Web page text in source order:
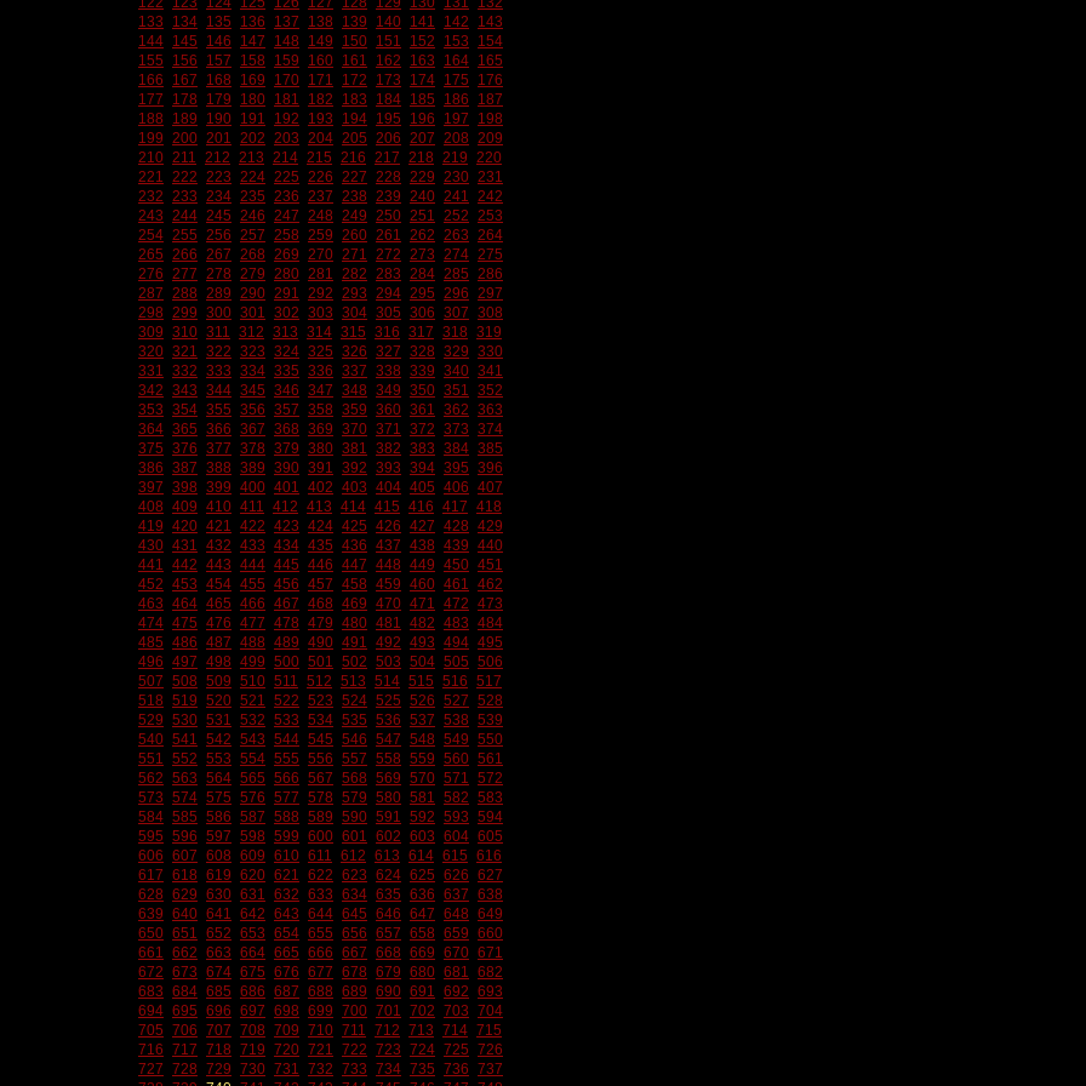
133
134 135 136 137 138 139 140 141 142
143
144 145 146 147 148 149 150 151 152 153
154
155
156 157 158 159 160 161 162 163 164 165
166
167 168 169 170 171 172 173 174 175
176
177
178 179 180 181 182 183 184 185 186
187
188
189 190 191 192 193 194 195 196 197
198
199 200 201 202 203 204 205 206 207 208 209
210 211 212 213 214 215 216 217 218 219 220
221 222 223 224 225 226 227 228 229 230 231
232 233 234 235 236 237 238 239 240 241 242
243 244 245 246 247 248 249 250 251 252 253
254 255 256 257 258 259 260 261 262 263 264
265 266 267 268 269 270 271 272 273 274 275
276 277 278 279 280 281 282 283 284 285 286
287 288 289 290 291 292 293 294 295 296 297
298 299 300 301 302 303 304 305 306 307 308
309 310 311 312 313 314 315 316 317 318 319
320 321 322 323 324 325 326 327 328 329 330
331 332 333 334 335 336 337 338 339 340 341
342 343 344 345 346 347 348 349 350 351 352
353 354 355 356 357 358 359 360 361 362 363
364 365 366 367 368 369 370 371 372 373 374
375 376 377 378 379 380 381 382 383 384 385
386 387 388 389 390 391 392 393 394 395 396
397 398 399 400 401 402 403 404 405 406 407
408 409 410 411 412 413 414 415 416 417 418
419 420 421 422 423 424 425 426 427 428 429
430 431 432 433 434 435 436 437 438 439 440
441 442 443 444 445 446 447 448 449 450 451
452 453 454 455 456 457 458 459 460 461 462
463 464 465 466 467 468 469 470 471 472 473
474 475 476 477 478 479 480 481 482 483 484
485 486 487 488 489 490 491 492 493 494 495
496 497 498 499 500 501 502 503 504 505 506
507 508 509 510 511 512 513 514 515 516 517
518 519 520 521 522 523 524 525 526 527 528
529 530 531 532 533 534 535 536 537 538 539
540 541 542 543 544 545 546 547 548 549 550
551 552 553 554 555 556 557 558 559 560 561
562 563 564 565 566 567 568 569 570 571 572
573 574 575 576 577 578 579 580 581 582 583
584 585 586 587 588 589 590 591 592 593 594
595 596 597 598 599 600 601 602 603 604 605
606 607 608 609 610 611 612 613 614 615 616
617 618 619 620 621 622 623 624 625 626 627
628 629 630 631 632 633 634 635 636 637 638
639 640 641 642 643 644 645 646 647 648 649
650 651 652 653 654 655 656 657 658 659 660
661 662 663 664 665 666 667 668 669 670 671
672 673 674 675 676 677 678 679 680 681 682
683 684 685 686 687 688 689 690 691 692 693
694 695 696 697 698 699 700 701 702 703 704
705 706 707 708 709 710 711 712 713 714 715
716 717 718 719 720 721 722 723 724 725 726
727 728 729 730 731 732 733 734 735 736 737